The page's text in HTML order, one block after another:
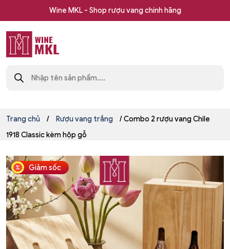
Wine MKL - Shop rượu vang chính hãng
rượu
vang
Wine
kiếm
sản
Trang chủ / Rượu vang trắng
/ Combo 2 rượu vang Chile
1918 Classic kèm hộp gỗ
Giảm sốc